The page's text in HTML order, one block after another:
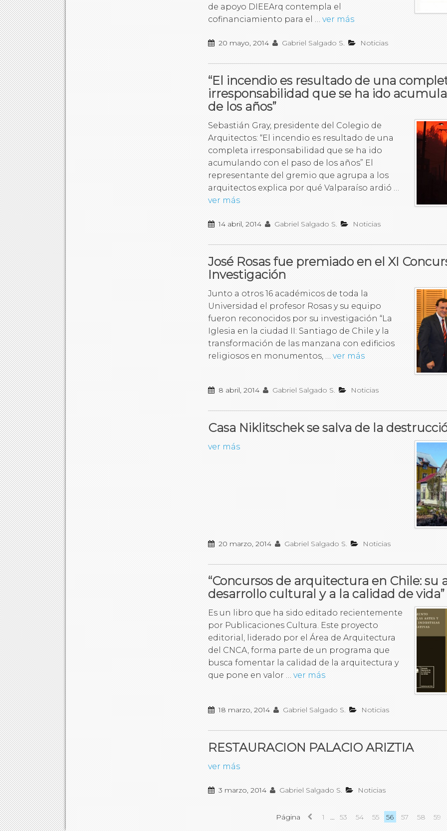
de apoyo DIEEArq contempla el
cofinanciamiento para el … ver más
20 mayo, 2014 Gabriel Salgado S. Noticias
“El incendio es resultado de una
irresponsabilidad que se ha ido
de los años”
Sebastián Gray, presidente del Colegio de
Arquitectos: “El incendio es resultado de una
completa irresponsabilidad que se ha ido
acumulando con el paso de los años” El
representante del gremio que agrupa a los
arquitectos explica por qué Valparaíso ardió …
ver más
14 abril, 2014 Gabriel Salgado S. Noticias
José Rosas fue premiado en el XI
Investigación
Junto a otros 16 académicos de toda la
Universidad el profesor Rosas y su equipo
fueron reconocidos por su investigación “La
Iglesia en la ciudad II: Santiago de Chile y la
transformación de las manzana con edificios
religiosos en monumentos, … ver más
8 abril, 2014 Gabriel Salgado S. Noticias
Casa Niklitschek se salva de la
ver más
20 marzo, 2014 Gabriel Salgado S. Noticias
“Concursos de arquitectura en Chile: su
desarrollo cultural y a la calidad de vida”
Es un libro que ha sido editado recientemente
por Publicaciones Cultura. Este proyecto
editorial, liderado por el Área de Arquitectura
del CNCA, forma parte de un programa que
busca fomentar la calidad de la arquitectura y
que pone en valor … ver más
18 marzo, 2014 Gabriel Salgado S. Noticias
RESTAURACION PALACIO ARIZTIA
ver más
3 marzo, 2014 Gabriel Salgado S. Noticias
Página 1 … 53 54 55 56 57 58 59